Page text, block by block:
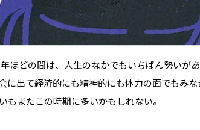
ほどの間は、人生のなかでもいちばん勢いが
に出て経済的にも精神的にも体力の面でもみ
もまたこの時期に多いかもしれない。